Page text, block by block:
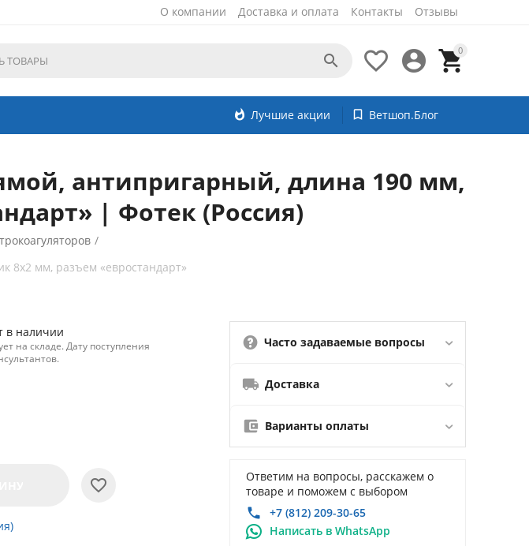
О компании Доставка и оплата Контакты Отзывы
0




whatshot Лучшие акции bookmark_border Ветшоп.Блог
антипригарный, длина 190 мм,
| Фотек (Россия)
/
мм, разъем «евростандарт»
в наличии
на складе. Дату поступления
Часто задаваемые вопросы
Доставка
Варианты оплаты
Ответим на вопросы, расскажем о
товаре и поможем с выбором
+7 (812) 209-30-65
Написать в WhatsApp